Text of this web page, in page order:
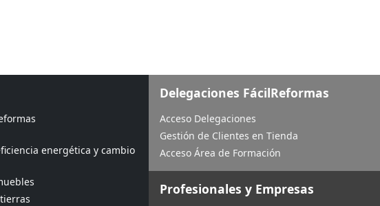
energética y cambio
Delegaciones FácilReformas
Acceso Delegaciones
Gestión de Clientes en Tienda
Acceso Área de Formación
Profesionales y Empresas